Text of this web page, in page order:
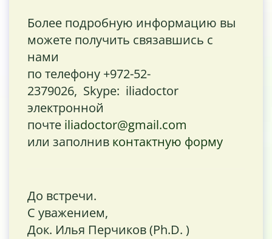
Более подробную информацию вы
можете получить связавшись с
нами
по телефону +972-52-
2379026, Skype: iliadoctor
электронной
почте iliadoctor@gmail.com
или заполнив контактную форму
До встречи.
С уважением,
Док. Илья Перчиков (Ph.D. )